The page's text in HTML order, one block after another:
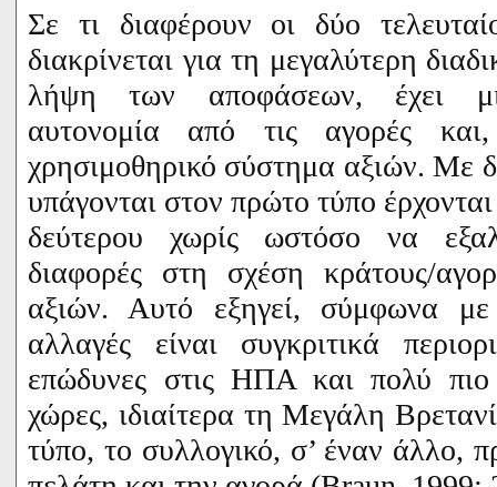
Σε τι διαφέρουν οι δύο
διακρίνεται για τη μεγαλύτερη
λήψη των αποφάσεων, έχει
αυτονομία από τις αγορές
χρησιμοθηρικό σύστημα αξιών. Με
υπάγονται στον πρώτο τύπο
δεύτερου χωρίς ωστόσο να
διαφορές στη σχέση κράτους/
αξιών. Αυτό εξηγεί, σύμφωνα
αλλαγές είναι συγκριτικά
επώδυνες στις ΗΠΑ και πολύ πιο
χώρες, ιδιαίτερα τη Μεγάλη
τύπο, το συλλογικό, σ’ έναν άλλο,